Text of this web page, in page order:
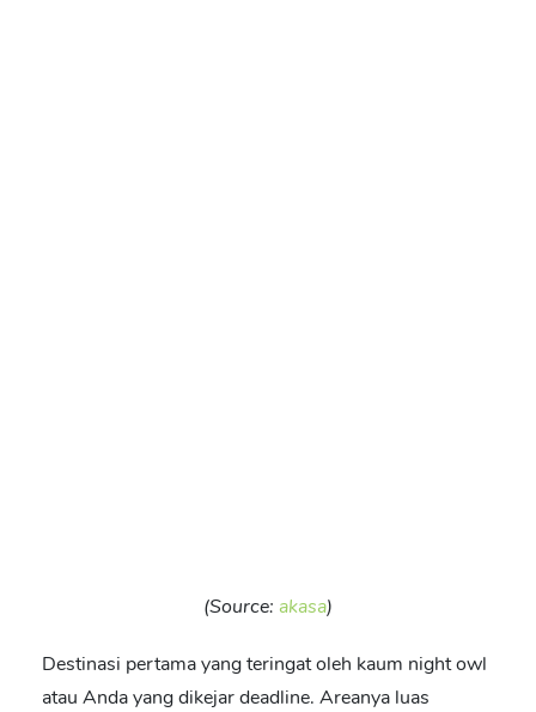
(Source: akasa)
Destinasi pertama yang teringat oleh kaum night owl
atau Anda yang dikejar deadline. Areanya luas